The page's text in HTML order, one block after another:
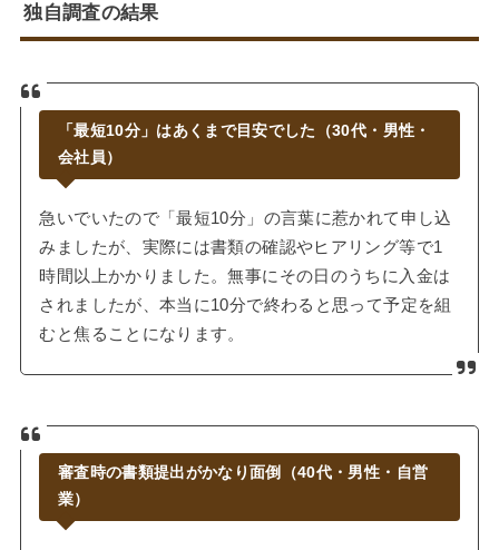
独自調査の結果
「最短10分」はあくまで目安でした（30代・男性・
会社員）
急いでいたので「最短10分」の言葉に惹かれて申し込
みましたが、実際には書類の確認やヒアリング等で1
時間以上かかりました。無事にその日のうちに入金は
されましたが、本当に10分で終わると思って予定を組
むと焦ることになります。
審査時の書類提出がかなり面倒（40代・男性・自営
業）